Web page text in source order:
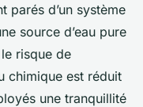
parés d’un système
source d’eau pure
risque de
chimique est réduit
une tranquillité